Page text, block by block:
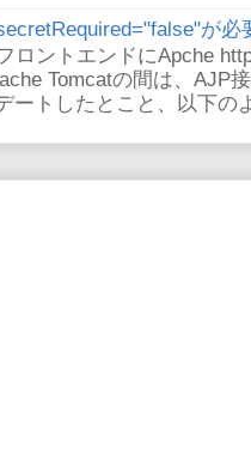
が必
ロントエンドにApche
Tomcatの間は、AJP
ートしたとこと、以下の